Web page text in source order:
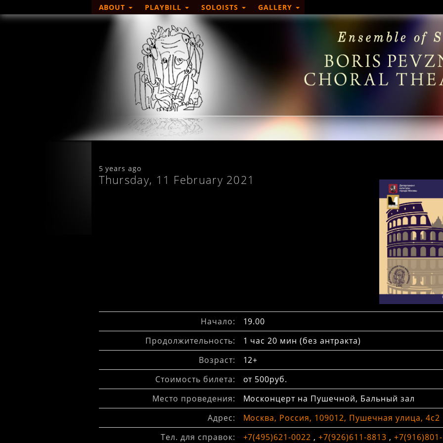
ABOUT PLAYBILL SOLOISTS GALLERY
5 years ago
Thursday, 11 February 2021
Начало:
19.00
Продолжительность:
1 час 20 мин (без антракта)
Возраст:
12+
Стоимость билета:
от 500руб.
Место проведения:
Москонцерт на Пушечной, Бальный зал
Адрес:
Москва, Россия, 109012, Пушечная улица, 4с2
Тел. для справок:
+7(495)621-0022 ,+7(926)611-8813 ,